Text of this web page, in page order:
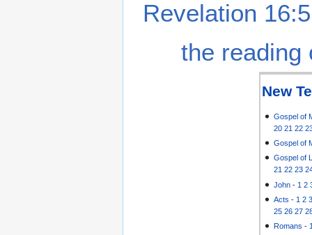
Revelation
the reading
New
Gospel of
20 21 22
Gospel of
Gospel of
21 22 23
John - 1 2
Acts - 1 2
25 26 27
Romans -